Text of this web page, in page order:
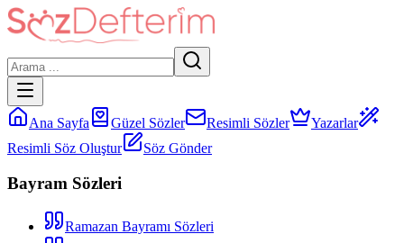
Ana Sayfa Güzel Sözler Resimli Sözler
Yazarlar
Resimli Söz Oluştur
Söz Gönder
Bayram Sözleri
Ramazan Bayramı Sözleri